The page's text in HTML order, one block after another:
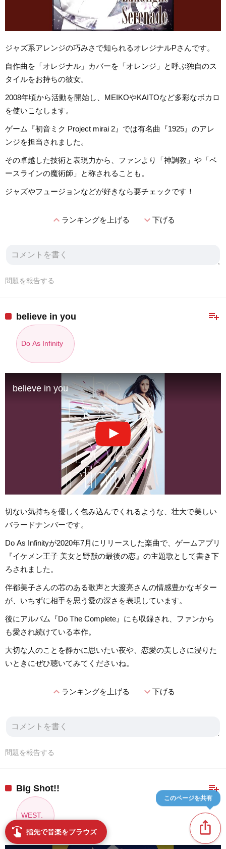
ジャズ系アレンジの巧みさで知られるオレジナルPさんです。
自作曲を「オレジナル」カバーを「オレンジ」と呼ぶ独自のス
タイルをお持ちの彼女。
2008年頃から活動を開始し、MEIKOやKAITOなど多彩なボカロ
を使いこなします。
ゲーム『初音ミク Project mirai 2』では有名曲『1925』のアレ
ンジを担当されました。
その卓越した技術と表現力から、ファンより「神調教」や「ベ
ースラインの魔術師」と称されることも。
ジャズやフュージョンなどが好きなら要チェックです！
expand_lessランキングを上げる expand_more下げる
問題を報告する
playlist_add
believe in you
Do As Infinity
believe in you
切ない気持ちを優しく包み込んでくれるような、壮大で美しい
バラードナンバーです。
Do As Infinityが2020年7月にリリースした楽曲で、ゲームアプリ
『イケメン王子 美女と野獣の最後の恋』の主題歌として書き下
ろされました。
伴都美子さんの芯のある歌声と大渡亮さんの情感豊かなギター
が、いちずに相手を思う愛の深さを表現しています。
後にアルバム『Do The Complete』にも収録され、ファンから
も愛され続けている本作。
大切な人のことを静かに思いたい夜や、恋愛の美しさに浸りた
いときにぜひ聴いてみてくださいね。
expand_lessランキングを上げる expand_more下げる
問題を報告する
playlist_add
Big Shot!!
WEST.
ios_share
このページを共有
swipe 指先で音楽をブラウズ